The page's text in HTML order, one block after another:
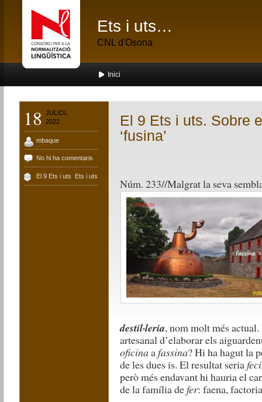
Ets i uts…
CNL d'Osona
Inici
18
JULIOL
2022
mbaque
No hi ha comentaris
El 9 Ets i uts Ets i uts
El 9 Ets i uts. Sobre
‘fusina’
Núm. 233//Malgrat la seva
destil·leria, nom molt més
artesanal d’elaborar els
oficinaafassina? Hi ha hagut la
de les dues is. El resultat seria
però més endavant hi hauria el
de la família defer: faena,